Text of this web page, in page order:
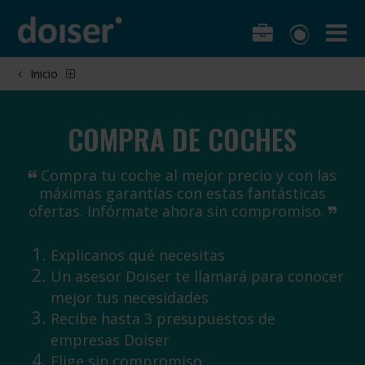
Inicio
COMPRA DE COCHES
Compra tu coche al mejor precio y con las
máximas garantías con estas fantásticas
ofertas. Infórmate ahora sin compromiso.
Explicanos qué necesitas
Un asesor Doiser te llamará para conocer
mejor tus necesidades
Recibe hasta 3 presupuestos de
empresas Doiser
Elige sin compromiso